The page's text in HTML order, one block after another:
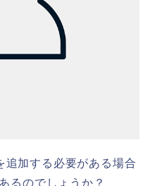
追加する必要がある場合
るのでしょうか？